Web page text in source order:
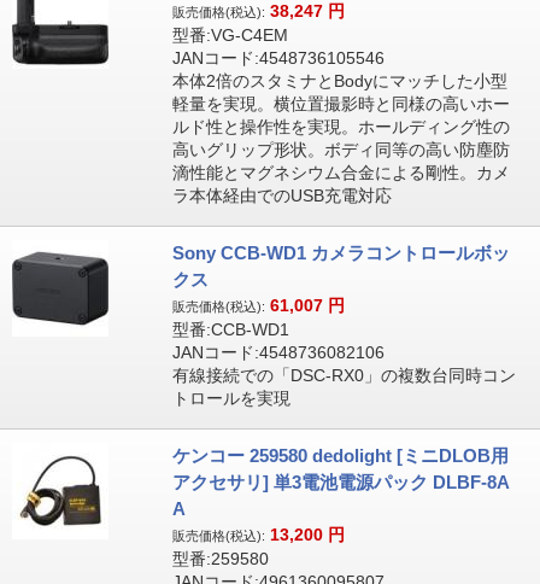
販売価格(税込): 38,247 円
型番:VG-C4EM
JANコード:4548736105546
本体2倍のスタミナとBodyにマッチした小型
軽量を実現。横位置撮影時と同様の高いホー
ルド性と操作性を実現。ホールディング性の
高いグリップ形状。ボディ同等の高い防塵防
滴性能とマグネシウム合金による剛性。カメ
ラ本体経由でのUSB充電対応
Sony CCB-WD1 カメラコントロールボッ
クス
販売価格(税込): 61,007 円
型番:CCB-WD1
JANコード:4548736082106
有線接続での「DSC-RX0」の複数台同時コン
トロールを実現
ケンコー 259580 dedolight [ミニDLOB用
アクセサリ] 単3電池電源パック DLBF-8A
A
販売価格(税込): 13,200 円
型番:259580